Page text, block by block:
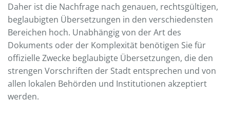
Daher ist die Nachfrage nach genauen, rechtsgültigen,
beglaubigten Übersetzungen in den verschiedensten
Bereichen hoch. Unabhängig von der Art des
Dokuments oder der Komplexität benötigen Sie für
offizielle Zwecke beglaubigte Übersetzungen, die den
strengen Vorschriften der Stadt entsprechen und von
allen lokalen Behörden und Institutionen akzeptiert
werden.